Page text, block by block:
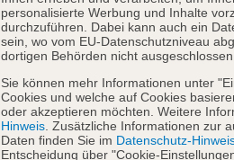
personalisierte Werbung und Inhalte
durchzuführen. Dabei kann auch ein
sein, wo vom EU-Datenschutzniveau
dortigen Behörden nicht
Sie können mehr Informationen unter
Cookies und welche auf Cookies
oder akzeptieren möchten. Weitere
Hinweis . Zusätzliche Informationen zur
Daten finden Sie im Datenschutz-
Entscheidung über "Cookie-